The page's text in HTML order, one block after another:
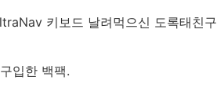
키보드 날려먹으신 도록태친
입한 백팩.